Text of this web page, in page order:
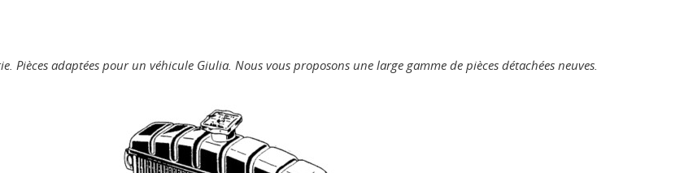
Pièces adaptées pour un véhicule Giulia. Nous vous proposons une large gamme de pièces détachées neuves.